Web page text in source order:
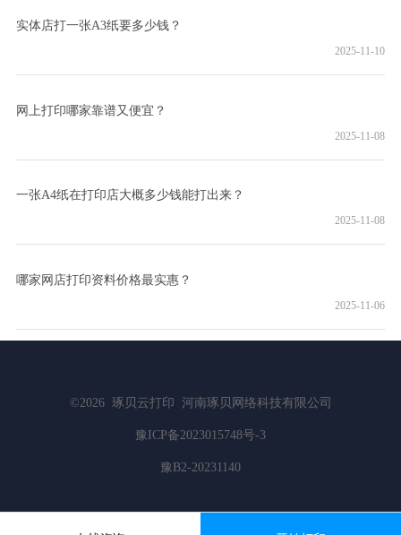
实体店打一张A3纸要多少钱？
2025-11-10
网上打印哪家靠谱又便宜？
2025-11-08
一张A4纸在打印店大概多少钱能打出来？
2025-11-08
哪家网店打印资料价格最实惠？
2025-11-06
©2026 琢贝云打印 河南琢贝网络科技有限公司
豫ICP备2023015748号-3
豫B2-20231140